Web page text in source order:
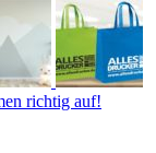
richtig auf!